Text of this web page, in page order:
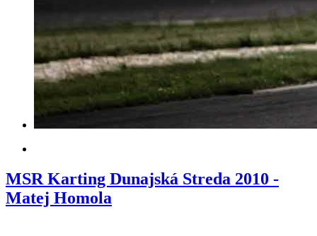
MSR Karting Dunajská Streda 2010 -
Matej Homola